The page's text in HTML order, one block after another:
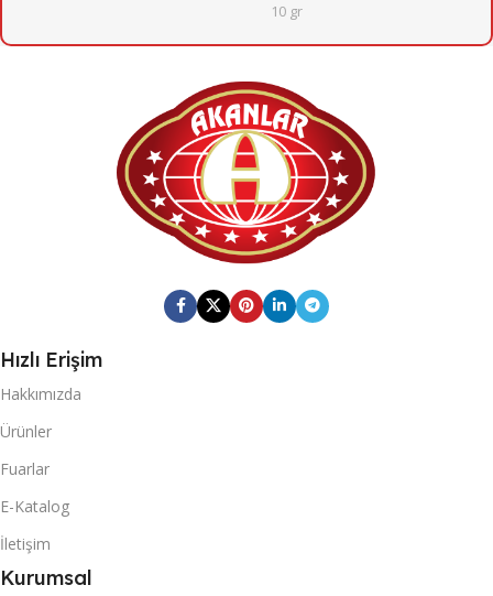
KOLI İÇI ADET 6
KOLI ÖLÇÜSÜ
164mm X 247mm X 201mm
KOLI BRÜT AĞIRLIĞI
KOLI BARKOD
20 DC KONTEYNER
40 DC KONTEYNER
10 gr
KOLI ÖLÇÜSÜ
379mm X 384mm X 282mm
KOLI BRÜT AĞIRLIĞI
13,85
Hızlı Erişim
Hakkımızda
Ürünler
Fuarlar
E-Katalog
İletişim
Kurumsal